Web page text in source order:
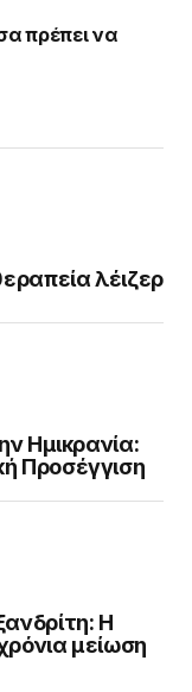
πρέπει να
λέιζερ
Ημικρανία:
Προσέγγιση
Η
μείωση